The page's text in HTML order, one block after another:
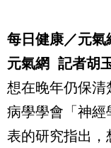
每日健康／元氣
元氣網 記者胡
想在晚年仍保清
病學學會「神經
表的研究指出，